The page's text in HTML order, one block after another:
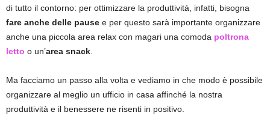
di tutto il contorno: per ottimizzare la produttività, infatti, bisogna
fare anche delle pause e per questo sarà importante organizzare
anche una piccola area relax con magari una comoda poltrona
letto o un’area snack
Ma facciamo un passo alla volta e vediamo in che modo è possibile
organizzare al meglio un ufficio in casa affinché la nostra
produttività e il benessere ne risenti in positivo.